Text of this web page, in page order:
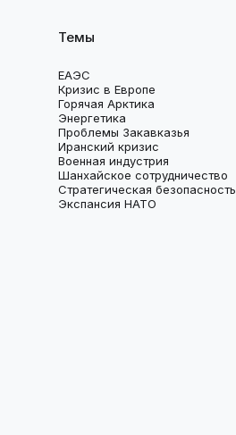
Темы
ЕАЭС
Кризис в Европе
Горячая Арктика
Энергетика
Проблемы Закавказья
Иранский кризис
Военная индустрия
Шанхайское сотрудничество
Стратегическая безопасность
Экспансия НАТО